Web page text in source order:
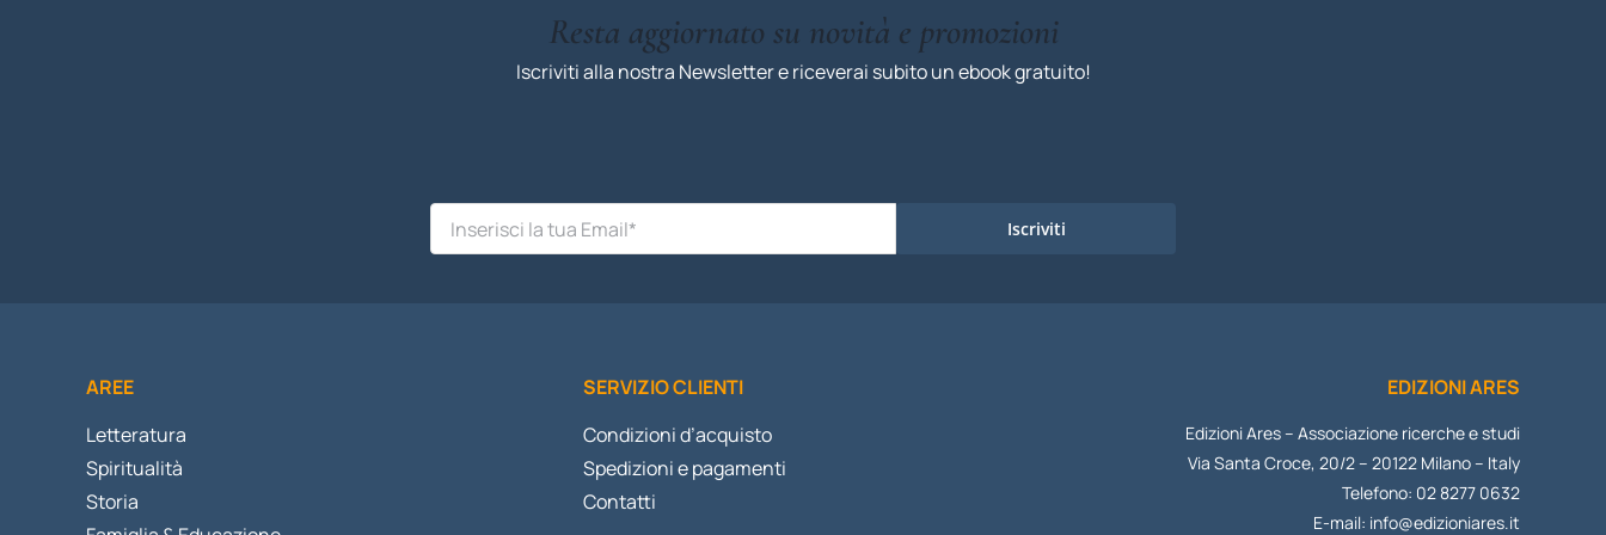
Resta aggiornato su novità e promozioni
Iscriviti alla nostra Newsletter e riceverai subito un ebook gratuito!
Iscriviti
AREE
Letteratura
Spiritualità
Storia
SERVIZIO CLIENTI
Condizioni d’acquisto
Spedizioni e pagamenti
Contatti
EDIZIONI ARES
Edizioni Ares – Associazione ricerche e studi
Via Santa Croce, 20/2 – 20122 Milano – Italy
Telefono: 02 8277 0632
E-mail: info@edizioniares.it